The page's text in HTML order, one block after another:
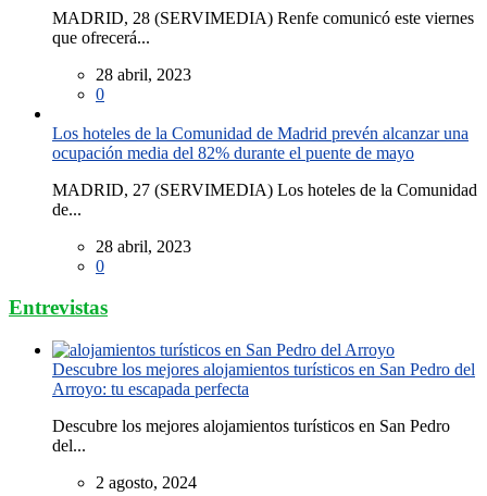
MADRID, 28 (SERVIMEDIA) Renfe comunicó este viernes
que ofrecerá...
28 abril, 2023
0
Los hoteles de la Comunidad de Madrid prevén alcanzar una
ocupación media del 82% durante el puente de mayo
MADRID, 27 (SERVIMEDIA) Los hoteles de la Comunidad
de...
28 abril, 2023
0
Entrevistas
Descubre los mejores alojamientos turísticos en San Pedro del
Arroyo: tu escapada perfecta
Descubre los mejores alojamientos turísticos en San Pedro
del...
2 agosto, 2024